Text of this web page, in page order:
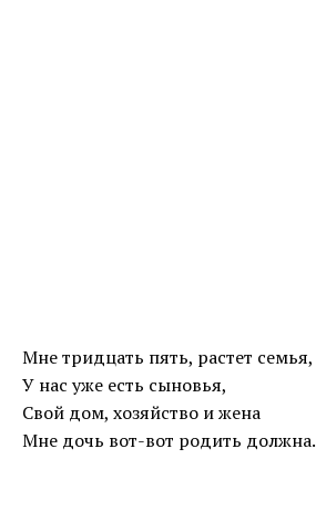
Мне тридцать пять, растет семья,
У нас уже есть сыновья,
Свой дом, хозяйство и жена
Мне дочь вот-вот родить должна.